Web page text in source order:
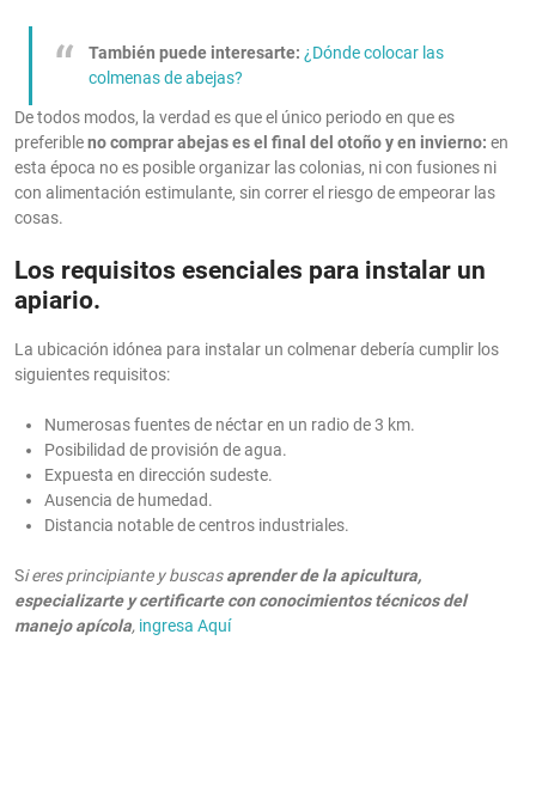
También puede interesarte: ¿Dónde colocar las
colmenas de abejas?
De todos modos, la verdad es que el único periodo en que es
preferibleno comprar abejas es el final del otoño y en invierno: en
esta época no es posible organizar las colonias, ni con fusiones ni
con alimentación estimulante, sin correr el riesgo de empeorar las
cosas.
Los requisitos esenciales para instalar un
apiario.
La ubicación idónea para instalar un colmenar debería cumplir los
siguientes requisitos:
Numerosas fuentes de néctar en un radio de 3 km.
Posibilidad de provisión de agua.
Expuesta en dirección sudeste.
Ausencia de humedad.
Distancia notable de centros industriales.
Si eres principiante y buscasaprender de la apicultura,
especializarte y certificarte con conocimientos técnicos del
manejo apícola, ingresa Aquí